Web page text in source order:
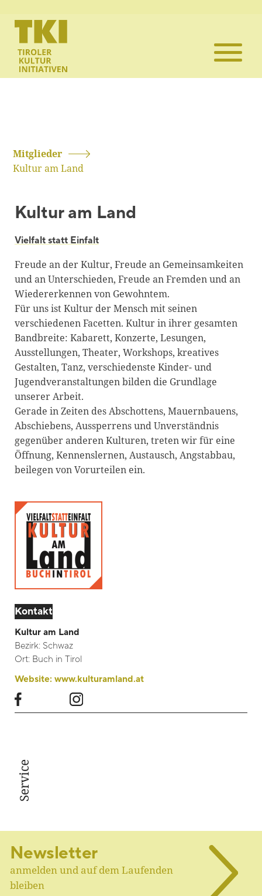
Mitglieder
Kultur am Land
Kultur am Land
Vielfalt statt Einfalt
Freude an der Kultur, Freude an Gemeinsamkeiten
und an Unterschieden, Freude an Fremden und an
Wiedererkennen von Gewohntem.
Für uns ist Kultur der Mensch mit seinen
verschiedenen Facetten. Kultur in ihrer gesamten
Bandbreite: Kabarett, Konzerte, Lesungen,
Ausstellungen, Theater, Workshops, kreatives
Gestalten, Tanz, verschiedenste Kinder- und
Jugendveranstaltungen bilden die Grundlage
unserer Arbeit.
Gerade in Zeiten des Abschottens, Mauernbauens,
Abschiebens, Aussperrens und Unverständnis
gegenüber anderen Kulturen, treten wir für eine
Öffnung, Kennenslernen, Austausch, Angstabbau,
beilegen von Vorurteilen ein.
Kontakt
Kultur am Land
Bezirk: Schwaz
Ort: Buch in Tirol
Website: www.kulturamland.at
Service
Newsletter
anmelden und auf dem Laufenden
bleiben
Die TKI
Mitglieder
Blackboard
Bibliothek
Presse
Newsletter
Glossar
Downloads
Suche